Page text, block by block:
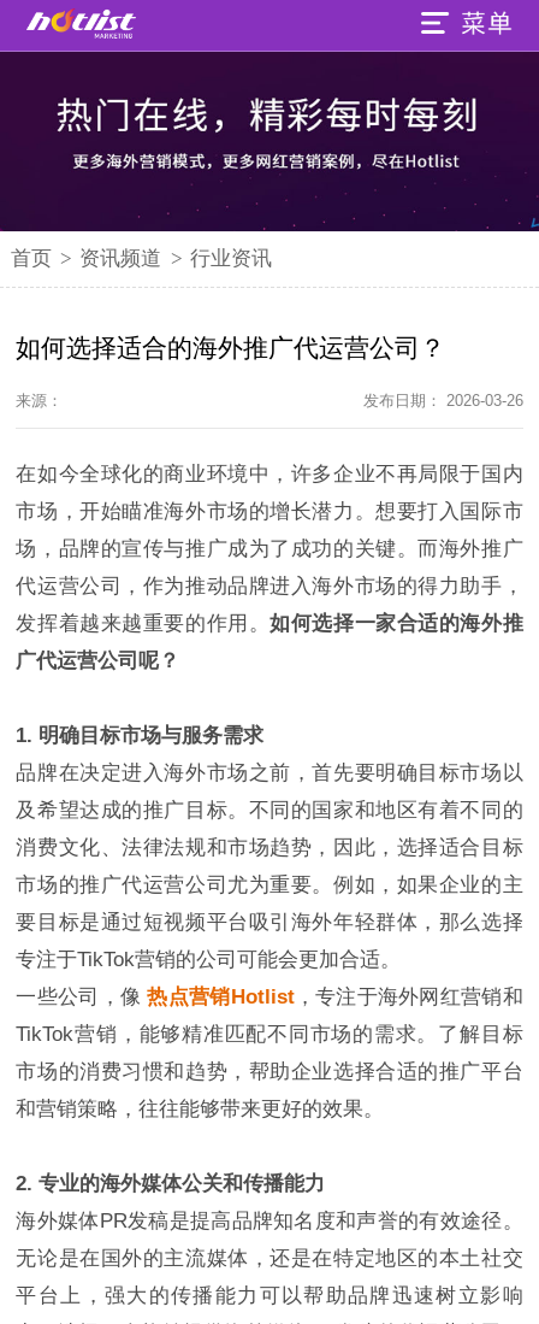
首页 > 资讯频道 > 行业资讯
如何选择适合的海外推广代运营公司？
来源： 发布日期： 2026-03-26
在如今全球化的商业环境中，许多企业不再局限于国内
市场，开始瞄准海外市场的增长潜力。想要打入国际市
场，品牌的宣传与推广成为了成功的关键。而海外推广
代运营公司，作为推动品牌进入海外市场的得力助手，
发挥着越来越重要的作用。如何选择一家合适的海外推
广代运营公司呢？
1. 明确目标市场与服务需求
品牌在决定进入海外市场之前，首先要明确目标市场以
及希望达成的推广目标。不同的国家和地区有着不同的
消费文化、法律法规和市场趋势，因此，选择适合目标
市场的推广代运营公司尤为重要。例如，如果企业的主
要目标是通过短视频平台吸引海外年轻群体，那么选择
专注于TikTok营销的公司可能会更加合适。
一些公司，像热点营销Hotlist，专注于海外网红营销和
TikTok营销，能够精准匹配不同市场的需求。了解目标
市场的消费习惯和趋势，帮助企业选择合适的推广平台
和营销策略，往往能够带来更好的效果。
2. 专业的海外媒体公关和传播能力
海外媒体PR发稿是提高品牌知名度和声誉的有效途径。
无论是在国外的主流媒体，还是在特定地区的本土社交
平台上，强大的传播能力可以帮助品牌迅速树立影响